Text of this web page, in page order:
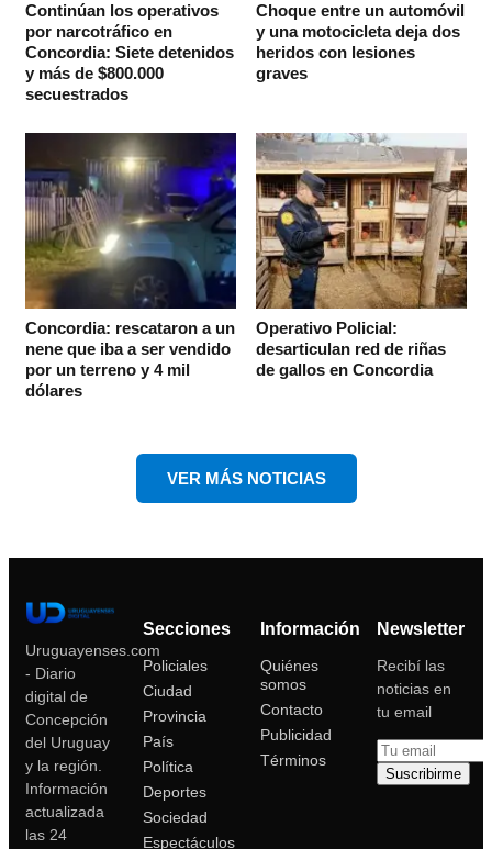
Continúan los operativos
por narcotráfico en
Concordia: Siete detenidos
y más de $800.000
secuestrados
Choque entre un automóvil
y una motocicleta deja dos
heridos con lesiones
graves
Concordia: rescataron a un
nene que iba a ser vendido
por un terreno y 4 mil
dólares
Operativo Policial:
desarticulan red de riñas
de gallos en Concordia
VER MÁS NOTICIAS
Uruguayenses.com
- Diario
digital de
Concepción
del Uruguay
y la región.
Información
actualizada
las 24
Secciones
Policiales
Ciudad
Provincia
País
Política
Deportes
Sociedad
Espectáculos
Información
Quiénes
somos
Contacto
Publicidad
Términos
Newsletter
Recibí las
noticias en
tu email
Suscribirme